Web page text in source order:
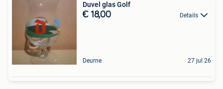
Duvel glas Golf
€ 18,00 Details
Deurne 27 jul 26